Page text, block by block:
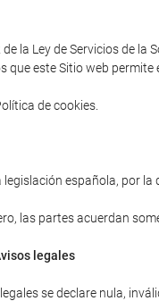
la Ley de Servicios de
este Sitio web permite
de cookies.
española, por la
las partes acuerdan
legales
se declare nula,